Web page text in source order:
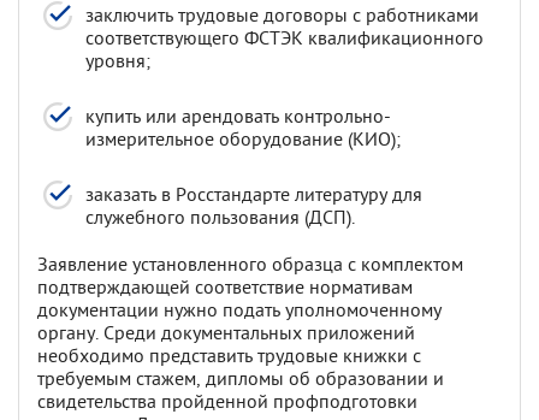
заключить трудовые договоры с работниками
соответствующего ФСТЭК квалификационного
уровня;
купить или арендовать контрольно-
измерительное оборудование (КИО);
заказать в Росстандарте литературу для
служебного пользования (ДСП).
Заявление установленного образца с комплектом
подтверждающей соответствие нормативам
документации нужно подать уполномоченному
органу. Среди документальных приложений
необходимо представить трудовые книжки с
требуемым стажем, дипломы об образовании и
свидетельства пройденной профподготовки